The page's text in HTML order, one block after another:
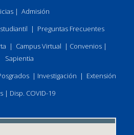
| Admisión
| Preguntas Frecuentes
| Campus Virtual | Convenios|
Sapientia
| Investigación | Extensión
| Disp. COVID-19